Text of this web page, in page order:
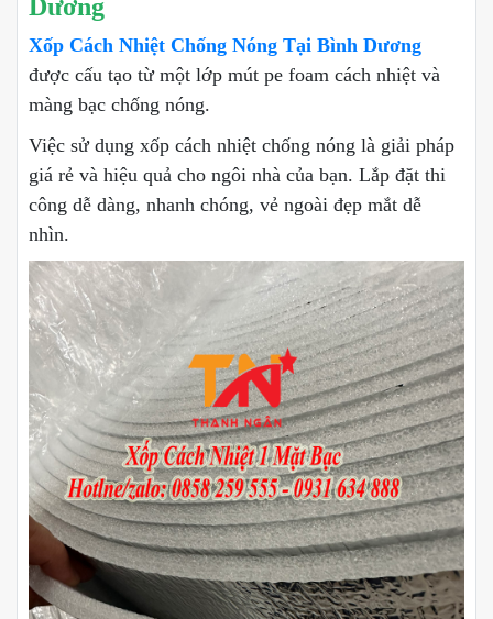
Dương
Xốp Cách Nhiệt Chống Nóng Tại Bình Dương
được cấu tạo từ một lớp mút pe foam cách nhiệt và
màng bạc chống nóng.
Việc sử dụng xốp cách nhiệt chống nóng là giải pháp
giá rẻ và hiệu quả cho ngôi nhà của bạn. Lắp đặt thi
công dễ dàng, nhanh chóng, vẻ ngoài đẹp mắt dễ
nhìn.